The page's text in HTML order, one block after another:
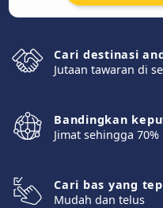
Cari destinasi
Jutaan tawaran di
Bandingkan
Jimat sehingga 70%
Cari bas yang
Mudah dan telus